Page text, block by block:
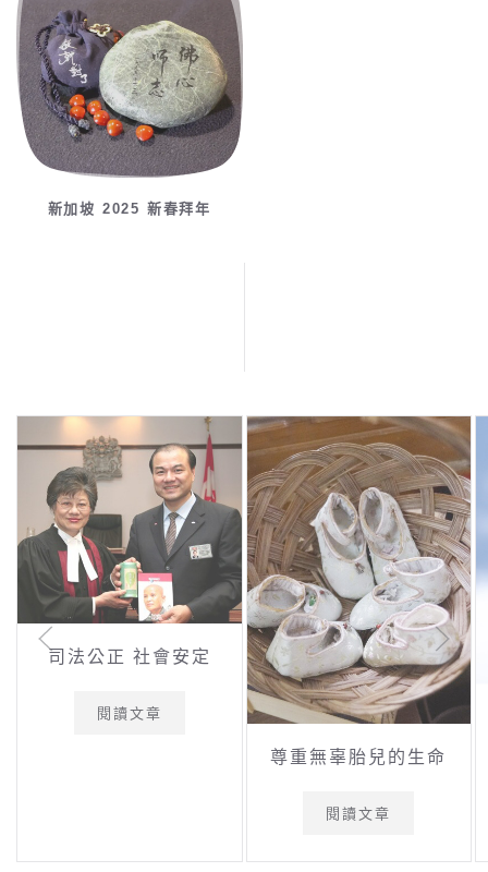
新加坡 2025 新春拜年
司法公正 社會安定
閱讀文章
尊重無辜胎兒的生命
閱讀文章